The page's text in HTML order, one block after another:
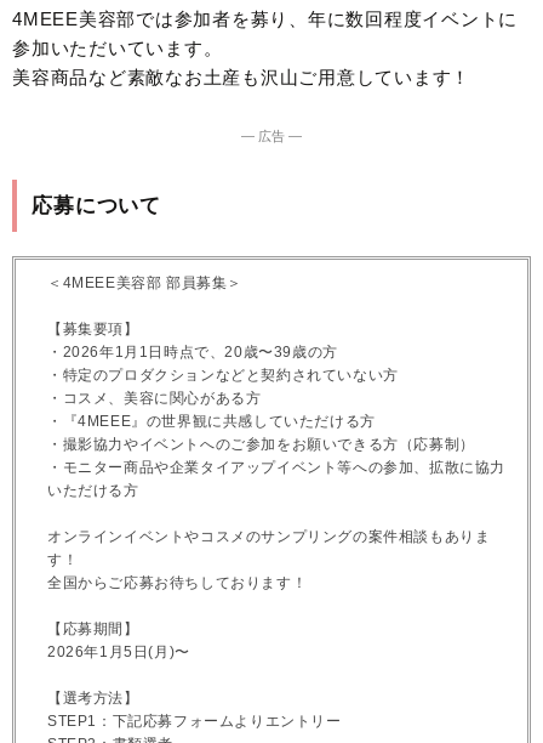
4MEEE美容部では参加者を募り、年に数回程度イベントに
参加いただいています。
美容商品など素敵なお土産も沢山ご用意しています！
― 広告 ―
応募について
＜4MEEE美容部 部員募集＞
【募集要項】
・2026年1月1日時点で、20歳〜39歳の方
・特定のプロダクションなどと契約されていない方
・コスメ、美容に関心がある方
・『4MEEE』の世界観に共感していただける方
・撮影協力やイベントへのご参加をお願いできる方（応募制）
・モニター商品や企業タイアップイベント等への参加、拡散に協力
いただける方
オンラインイベントやコスメのサンプリングの案件相談もありま
す！
全国からご応募お待ちしております！
【応募期間】
2026年1月5日(月)〜
【選考方法】
STEP1：下記応募フォームよりエントリー